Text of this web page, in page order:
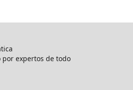
expertos de todo